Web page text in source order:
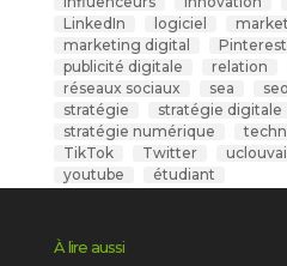
LinkedIn
logiciel
marketing digital
Pinterest
publicité digitale
relation
réseaux sociaux
sea seo
stratégie
stratégie digitale
stratégie numérique
TikTok
Twitter
youtube
étudiant
À lire aussi